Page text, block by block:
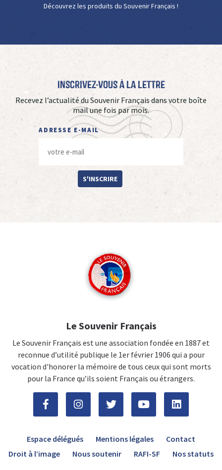
Découvrez les produits du Souvenir Français !
Inscrivez-vous à La Lettre
Recevez l’actualité du Souvenir Français dans votre boîte
mail une fois par mois.
ADRESSE E-MAIL
S'INSCRIRE
Le Souvenir Français
Le Souvenir Français est une association fondée en 1887 et
reconnue d’utilité publique le 1er février 1906 qui a pour
vocation d'honorer la mémoire de tous ceux qui sont morts
pour la France qu’ils soient Français ou étrangers.
Espace délégués Mentions légales
Contact
Droit à l’image
Nous soutenir RAFI-SF Nos statuts